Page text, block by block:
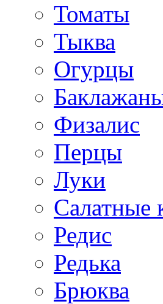
Томаты
Тыква
Огурцы
Физалис
Перцы
Луки
Салатные
Редис
Редька
Брюква